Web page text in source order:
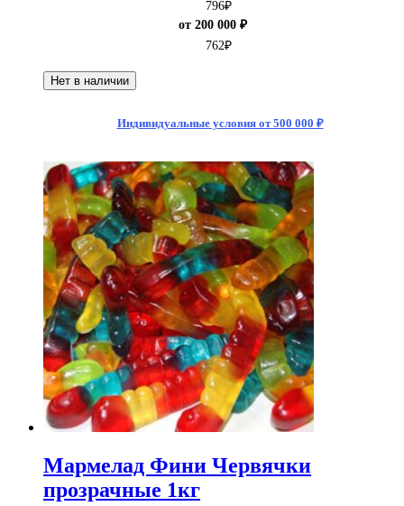
796₽
от 200 000 ₽
762₽
Нет в наличии
Индивидуальные условия от 500 000 ₽
Мармелад Фини Червячки
прозрачные 1кг